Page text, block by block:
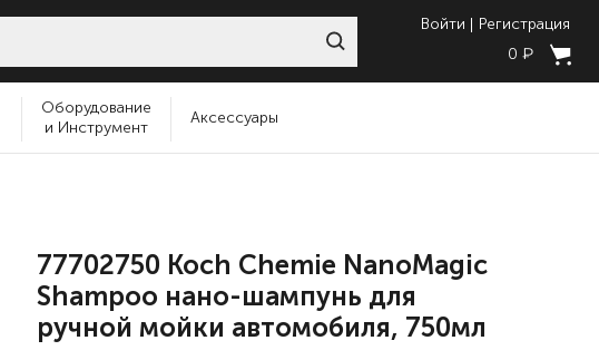
Войти
Регистрация
0 ₽
Оборудование
и Инструмент
Аксессуары
77702750 Koch Chemie NanoMagic
Shampoo нано-шампунь для
ручной мойки автомобиля, 750мл